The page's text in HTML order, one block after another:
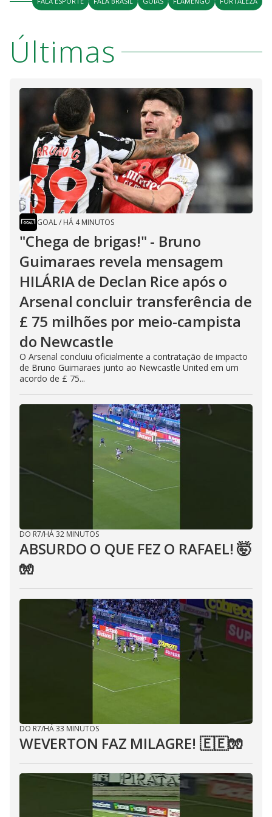
i
d
e
o
Últimas
GOAL/ HÁ 4 MINUTOS
"Chega de brigas!" - Bruno
Guimaraes revela mensagem
HILÁRIA de Declan Rice após o
Arsenal concluir transferência de
£ 75 milhões por meio-campista
do Newcastle
O Arsenal concluiu oficialmente a contratação de impacto
de Bruno Guimaraes junto ao Newcastle United em um
acordo de £ 75...
DO R7/HÁ 32 MINUTOS
ABSURDO O QUE FEZ O RAFAEL! 🤯
🧤
DO R7/HÁ 33 MINUTOS
WEVERTON FAZ MILAGRE! 🇪🇪🧤